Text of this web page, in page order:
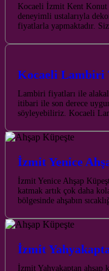
Kocaeli İzmit Kent Konut
deneyimli ustalarıyla
fiyatlarla yapmaktadır. Siz
Kocaeli Lambiri
Lambiri fiyatları ile
itibari ile son derece
söyleyebiliriz. Kocaeli
İzmit Yenice
İzmit Yenice Ahşap
katmak artık çok daha
bölgesinde ahşabın
İzmit
İzmit Yahyakaptan ahşap